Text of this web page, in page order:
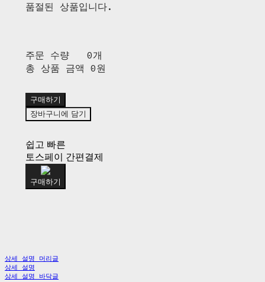
품절된 상품입니다.
주문 수량
0개
총 상품 금액 0원
구매하기
장바구니에 담기
쉽고 빠른
토스페이 간편결제
구매하기
상세 설명 머리글
상세 설명
상세 설명 바닥글